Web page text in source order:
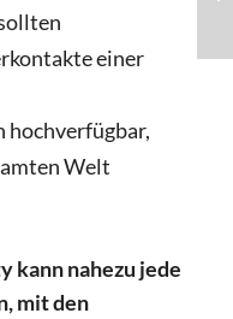
einer
hochverfügbar,
Welt
kann nahezu jede
mit den